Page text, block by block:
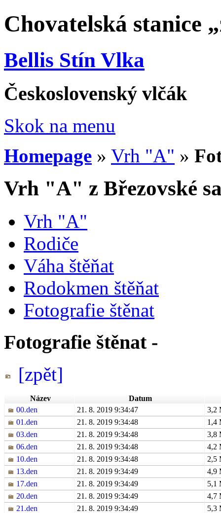
Chovatelská stanice
Bellis Stín Vlka
Československý vlčák
Skok na menu
Homepage » Vrh "A" »
Vrh "A" z Březovské
Vrh "A"
Rodiče
Váha štěňat
Rodokmen štěňat
Fotografie štěnat
Fotografie štěnat -
[zpět]
Název
Datum
00.den
21. 8. 2019 9:34:47
3,2
01.den
21. 8. 2019 9:34:48
1,4
03.den
21. 8. 2019 9:34:48
3,8
06.den
21. 8. 2019 9:34:48
4,2
10.den
21. 8. 2019 9:34:48
2,5
13.den
21. 8. 2019 9:34:49
4,9
17.den
21. 8. 2019 9:34:49
5,1
20.den
21. 8. 2019 9:34:49
4,7
21.den
21. 8. 2019 9:34:49
5,3